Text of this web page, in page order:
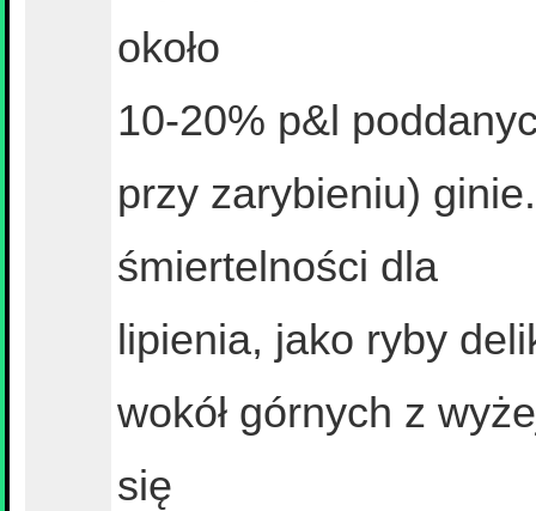
około
10-20% p&l
przy zarybieniu)
śmiertelności dla
lipienia, jako ryby
wokół górnych z
się